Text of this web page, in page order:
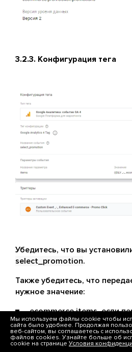
Мы используем файлы cookie чтобы
сайта было удобнее. Продолжая
веб-сайтом, вы соглашаетесь с
файлов cookies. Узнайте больше об
cookie на странице Условия
3.2.3. Конфигурация тега
Убедитесь, что вы
select_promotion.
Также убедитесь, что
нужное значение:
ecommerce.items, если
формат;